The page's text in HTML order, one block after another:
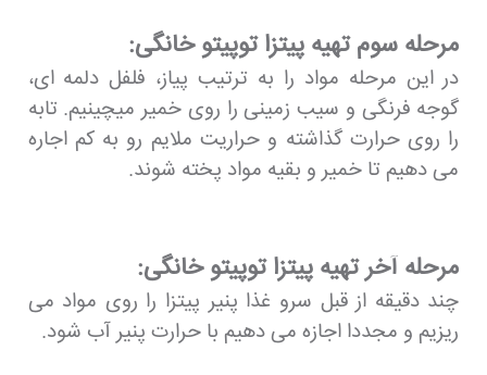
مرحله سوم تهیه پیتزا توپیتو خانگی:
در این مرحله مواد را به ترتیب پیاز، فلفل دلمه ای،
گوجه فرنگی و سیب زمینی را روی خمیر میچینیم. تابه
را روی حرارت گذاشته و حراریت ملایم رو به کم اجاره
می دهیم تا خمیر و بقیه مواد پخته شوند.
مرحله آخر تهیه پیتزا توپیتو خانگی:
چند دقیقه از قبل سرو غذا پنیر پیتزا را روی مواد می
ریزیم و مجددا اجازه می دهیم با حرارت پنیر آب شود.